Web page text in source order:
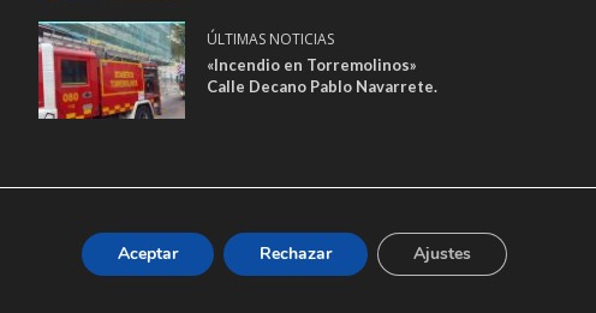
ÚLTIMAS NOTICIAS
«Incendio en Torremolinos»
Calle Decano Pablo Navarrete.
| EMPRESA: CANAL TORREVISIÓN FORMADA POR
TORREMOLINOS - EMAIL DE CONTACTO:
Y PUBLICIDAD.
Aceptar Rechazar Ajustes